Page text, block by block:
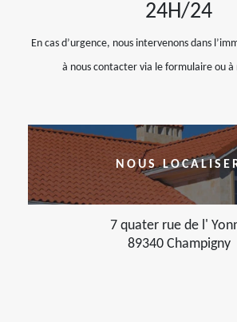
24H/24
En cas d’urgence, nous intervenons dans
à nous contacter via le formulaire ou à
NOUS
7 quater rue de l'
89340 Champigny